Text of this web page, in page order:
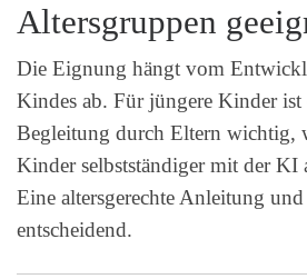
Altersgruppen
Die Eignung hängt vom
Kindes ab. Für jüngere Kinder ist
Begleitung durch Eltern wichtig,
Kinder selbstständiger mit der KI
Eine altersgerechte Anleitung
entscheidend.